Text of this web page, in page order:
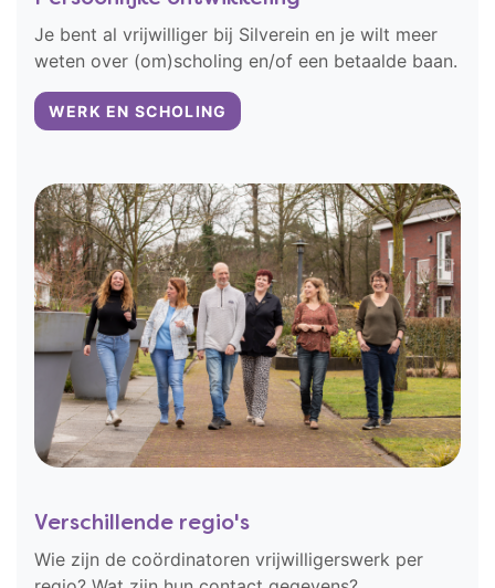
Je bent al vrijwilliger bij Silverein en je wilt meer
weten over (om)scholing en/of een betaalde baan.
WERK EN SCHOLING
Verschillende regio's
Wie zijn de coördinatoren vrijwilligerswerk per